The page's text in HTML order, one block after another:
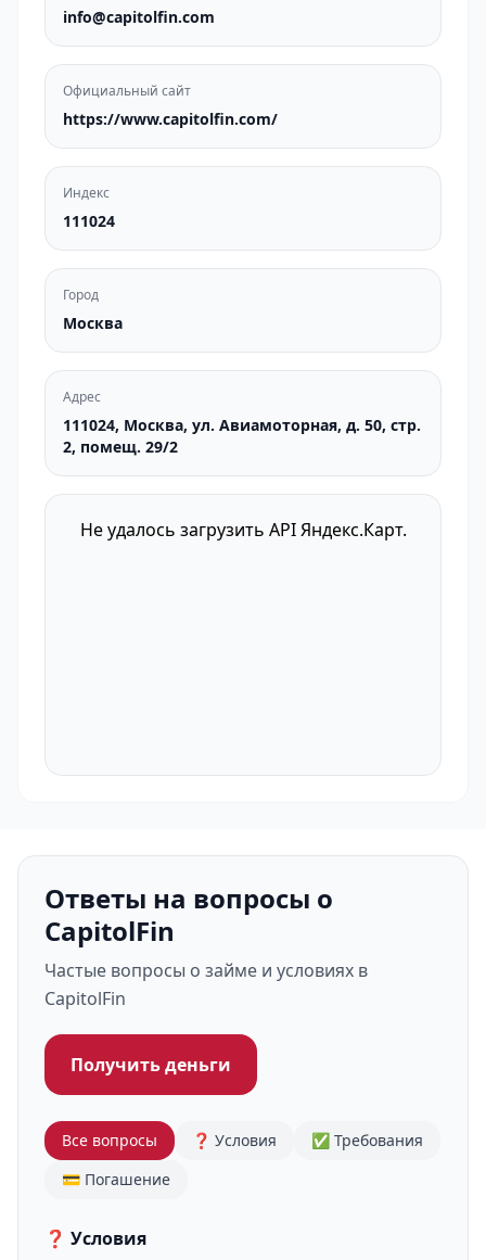
info@capitolfin.com
Официальный сайт
https://www.capitolfin.com/
Индекс
111024
Город
Москва
Адрес
111024, Москва, ул. Авиамоторная, д. 50, стр.
2, помещ. 29/2
Не удалось загрузить API Яндекс.Карт.
Ответы на вопросы о
CapitolFin
Частые вопросы о займе и условиях в
CapitolFin
Получить деньги
Все вопросы ❓ Условия
✅ Требования
💳 Погашение
❓ Условия